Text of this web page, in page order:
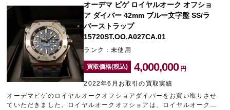
中野ブロードウェイ
宅配買取を申し込む
無料の宅配キットをお届けします
オーデマ ピゲ ロイヤルオーク オフショ
ア ダイバー 42mm ブルー文字盤 SS/ラ
バーストラップ
15720ST.OO.A027CA.01
ランク：未使用
買取価格(税込) 4,000,000 円
2022年6月お取引の買取実績
オーデマピゲのロイヤルオークオフショアダイバーをお買い取りさせ
ていただきました。ロイヤルオークオフショアは、ロイヤルオーク初